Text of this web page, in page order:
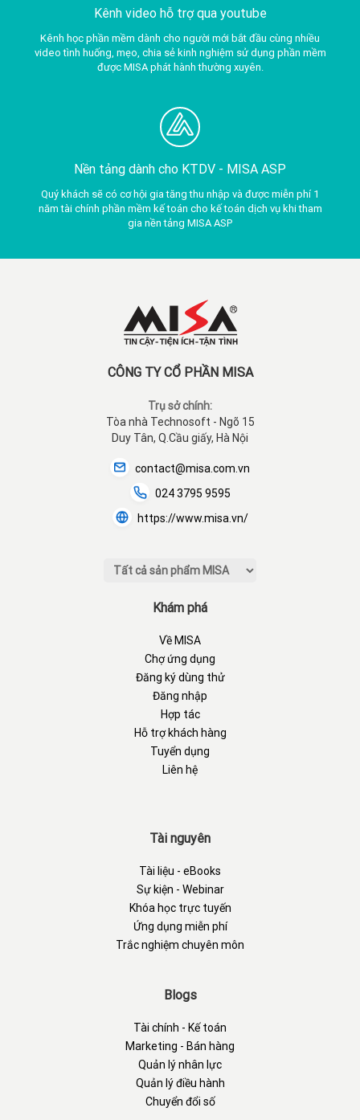
Kênh video hỗ trợ qua youtube
Kênh học phần mềm dành cho người mới bắt đầu cùng nhiều
video tình huống, mẹo, chia sẻ kinh nghiệm sử dụng phần mềm
được MISA phát hành thường xuyên.
Nền tảng dành cho KTDV - MISA ASP
Quý khách sẽ có cơ hội gia tăng thu nhập và được miễn phí 1
năm tài chính phần mềm kế toán cho kế toán dịch vụ khi tham
gia nền tảng MISA ASP
CÔNG TY CỔ PHẦN MISA
Trụ sở chính:
Tòa nhà Technosoft - Ngõ 15
Duy Tân, Q.Cầu giấy, Hà Nội
contact@misa.com.vn
024 3795 9595
https://www.misa.vn/
Khám phá
Về MISA
Chợ ứng dụng
Đăng ký dùng thử
Đăng nhập
Hợp tác
Hỗ trợ khách hàng
Tuyển dụng
Liên hệ
Tài nguyên
Tài liệu - eBooks
Sự kiện - Webinar
Khóa học trực tuyến
Ứng dụng miễn phí
Trắc nghiệm chuyên môn
Blogs
Tài chính - Kế toán
Marketing - Bán hàng
Quản lý nhân lực
Quản lý điều hành
Chuyển đổi số